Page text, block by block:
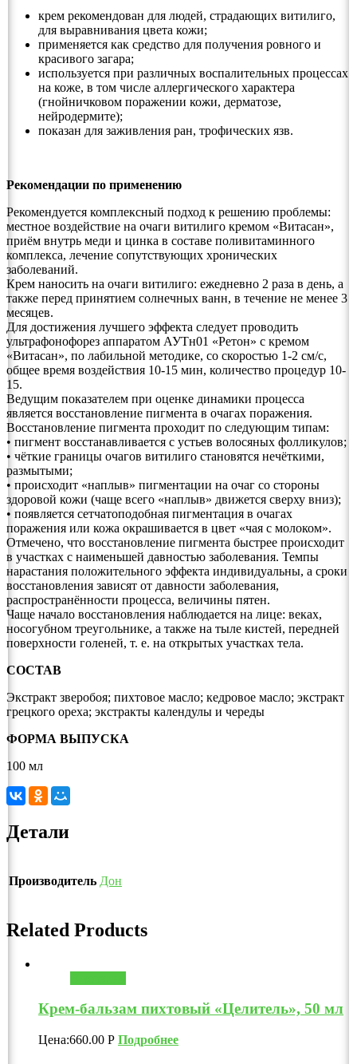
крем рекомендован для людей, страдающих витилиго,
для выравнивания цвета кожи;
применяется как средство для получения ровного и
красивого загара;
используется при различных воспалительных процессах
на коже, в том числе аллергического характера
(гнойничковом поражении кожи, дерматозе,
нейродермите);
показан для заживления ран, трофических язв.
Рекомендации по применению
Рекомендуется комплексный подход к решению проблемы:
местное воздействие на очаги витилиго кремом «Витасан»,
приём внутрь меди и цинка в составе поливитаминного
комплекса, лечение сопутствующих хронических
заболеваний.
Крем наносить на очаги витилиго: ежедневно 2 раза в день, а
также перед принятием солнечных ванн, в течение не менее 3
месяцев.
Для достижения лучшего эффекта следует проводить
ультрафонофорез аппаратом АУТн­01 «Ретон» с кремом
«Витасан», по лабильной методике, со скоростью 1-2 см/с,
общее время воздействия 10-15 мин, количество процедур 10-
15.
Ведущим показателем при оценке динамики процесса
является восстановление пигмента в очагах поражения.
Восстановление пигмента проходит по следующим типам:
• пигмент восстанавливается с устьев волосяных фолликулов;
• чёткие границы очагов витилиго становятся нечёткими,
размытыми;
• происходит «наплыв» пигментации на очаг со стороны
здоровой кожи (чаще всего «наплыв» движется сверху вниз);
• появляется сетчатоподобная пигментация в очагах
поражения или кожа окрашивается в цвет «чая с молоком».
Отмечено, что восстановление пигмента быстрее происходит
в участках с наименьшей давностью заболевания. Темпы
нарастания положительного эффекта индивидуальны, а сроки
восстановления зависят от давности заболевания,
распространённости процесса, величины пятен.
Чаще начало восстановления наблюдается на лице: веках,
носогубном треугольнике, а также на тыле кистей, передней
поверхности голеней, т. е. на открытых участках тела.
СОСТАВ
Экстракт зверобоя; пихтовое масло; кедровое масло; экстракт
грецкого ореха; экстракты календулы и череды
ФОРМА ВЫПУСКА
100 мл
Детали
Производитель Дон
Related Products
Крем-бальзам пихтовый «Целитель», 50 мл
Цена:660.00 Р Подробнее